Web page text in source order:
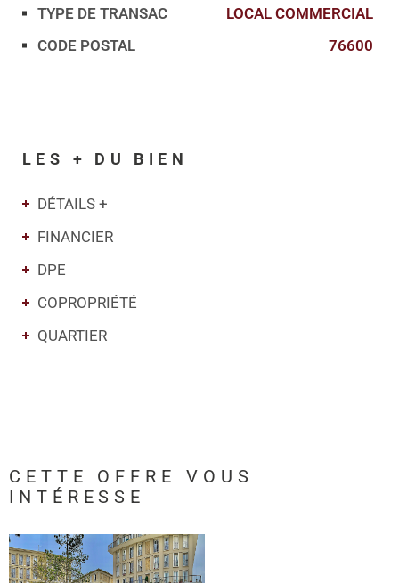
Caractérisque Valeurs
TYPE DE TRANSAC
LOCAL COMMERCIAL
CODE POSTAL
76600
LES + DU BIEN
DÉTAILS +
FINANCIER
DPE
COPROPRIÉTÉ
QUARTIER
CETTE OFFRE
VOUS
INTÉRESSE